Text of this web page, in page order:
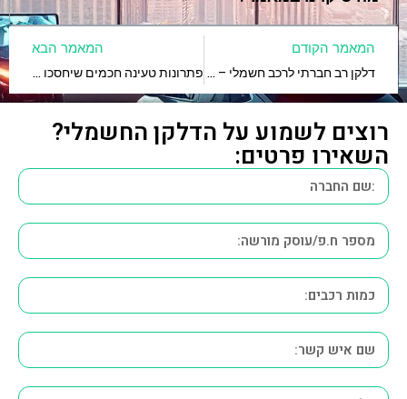
המאמר הקודם
דלקן רב חברתי לרכב חשמלי – הסוף לריבוי החשבוניות
המאמר הבא
פתרונות טעינה חכמים שיחסכו לך אלפי שקלים בחודש
רוצים לשמוע על הדלקן החשמלי?
השאירו פרטים: